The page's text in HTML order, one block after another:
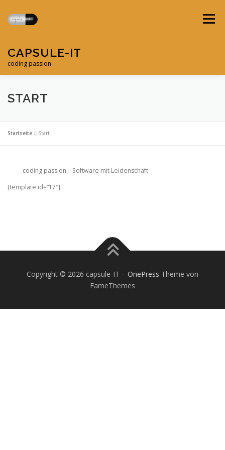
Inhalt
springen
CAPSULE-IT
coding passion
Menü
FILEMAKER
PRIVACY
START
Startseite »Start
coding passion – Software mit Leidenschaft
[template id=“17″]
Copyright © 2026 capsule-IT – OnePress Theme von
FameThemes